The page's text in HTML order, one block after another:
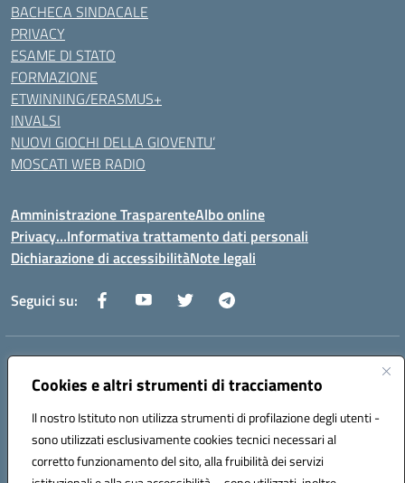
Cookies e altri strumenti di tracciamento
Il nostro Istituto non utilizza strumenti di profilazione degli utenti -
sono utilizzati esclusivamente cookies tecnici necessari al
corretto funzionamento del sito, alla fruibilità dei servizi
BACHECA SINDACALE
PRIVACY
ESAME DI STATO
FORMAZIONE
ETWINNING/ERASMUS+
INVALSI
NUOVI GIOCHI DELLA GIOVENTU’
MOSCATI WEB RADIO
Amministrazione TrasparenteAlbo online
Privacy…Informativa trattamento dati personali
Dichiarazione di accessibilitàNote legali
Seguici su:
Indirizzo:
Centralino:089 201032 Email:saic88800v@istruzione.it
Codice fiscale: 80028930651
Codice meccanografico:
saic88800v
Codice unico di fatturazione (CUF): UFLEGP